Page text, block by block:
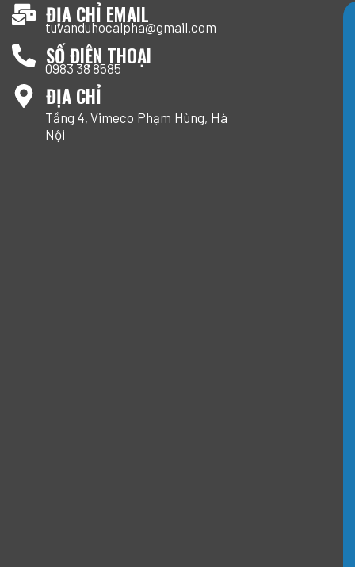
ĐỊA CHỈ EMAIL
tuvanduhocalpha@gmail.com
SỐ ĐIỆN THOẠI
0983 38 8585
ĐỊA CHỈ
Tầng 4, Vimeco Phạm Hùng, Hà
Nội